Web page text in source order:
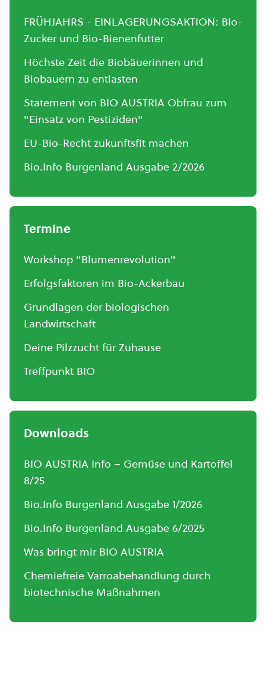
FRÜHJAHRS - EINLAGERUNGSAKTION: Bio-
Zucker und Bio-Bienenfutter
Höchste Zeit die Biobäuerinnen und
Biobauern zu entlasten
Statement von BIO AUSTRIA Obfrau zum
"Einsatz von Pestiziden"
EU-Bio-Recht zukunftsfit machen
Bio.Info Burgenland Ausgabe 2/2026
Termine
Workshop "Blumenrevolution"
Erfolgsfaktoren im Bio-Ackerbau
Grundlagen der biologischen
Landwirtschaft
Deine Pilzzucht für Zuhause
Treffpunkt BIO
Downloads
BIO AUSTRIA Info – Gemüse und Kartoffel
8/25
Bio.Info Burgenland Ausgabe 1/2026
Bio.Info Burgenland Ausgabe 6/2025
Was bringt mir BIO AUSTRIA
Chemiefreie Varroabehandlung durch
biotechnische Maßnahmen